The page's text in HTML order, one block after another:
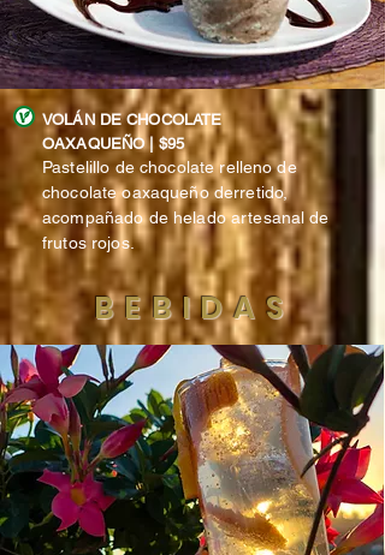
VOLÁN DE CHOCOLATE
OAXAQUEÑO | $95
Pastelillo de chocolate relleno de
chocolate oaxaqueño derretido,
acompañado de helado artesanal de
frutos rojos.
BEBIDAS